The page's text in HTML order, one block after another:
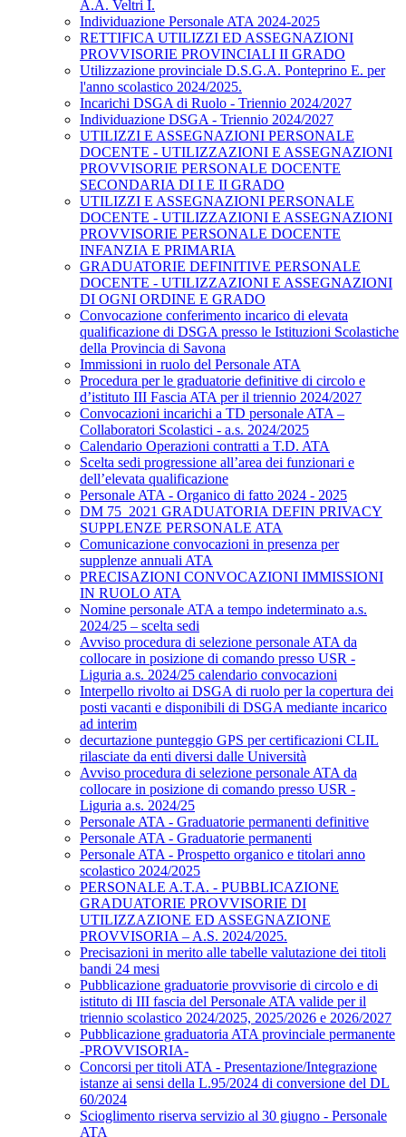
A.A. Veltri I.
Individuazione Personale ATA 2024-2025
RETTIFICA UTILIZZI ED ASSEGNAZIONI
PROVVISORIE PROVINCIALI II GRADO
Utilizzazione provinciale D.S.G.A. Ponteprino E. per
l'anno scolastico 2024/2025.
Incarichi DSGA di Ruolo - Triennio 2024/2027
Individuazione DSGA - Triennio 2024/2027
UTILIZZI E ASSEGNAZIONI PERSONALE
DOCENTE - UTILIZZAZIONI E ASSEGNAZIONI
PROVVISORIE PERSONALE DOCENTE
SECONDARIA DI I E II GRADO
UTILIZZI E ASSEGNAZIONI PERSONALE
DOCENTE - UTILIZZAZIONI E ASSEGNAZIONI
PROVVISORIE PERSONALE DOCENTE
INFANZIA E PRIMARIA
GRADUATORIE DEFINITIVE PERSONALE
DOCENTE - UTILIZZAZIONI E ASSEGNAZIONI
DI OGNI ORDINE E GRADO
Convocazione conferimento incarico di elevata
qualificazione di DSGA presso le Istituzioni Scolastiche
della Provincia di Savona
Immissioni in ruolo del Personale ATA
Procedura per le graduatorie definitive di circolo e
d’istituto III Fascia ATA per il triennio 2024/2027
Convocazioni incarichi a TD personale ATA –
Collaboratori Scolastici - a.s. 2024/2025
Calendario Operazioni contratti a T.D. ATA
Scelta sedi progressione all’area dei funzionari e
dell’elevata qualificazione
Personale ATA - Organico di fatto 2024 - 2025
DM 75_2021 GRADUATORIA DEFIN PRIVACY
SUPPLENZE PERSONALE ATA
Comunicazione convocazioni in presenza per
supplenze annuali ATA
PRECISAZIONI CONVOCAZIONI IMMISSIONI
IN RUOLO ATA
Nomine personale ATA a tempo indeterminato a.s.
2024/25 – scelta sedi
Avviso procedura di selezione personale ATA da
collocare in posizione di comando presso USR -
Liguria a.s. 2024/25 calendario convocazioni
Interpello rivolto ai DSGA di ruolo per la copertura dei
posti vacanti e disponibili di DSGA mediante incarico
ad interim
decurtazione punteggio GPS per certificazioni CLIL
rilasciate da enti diversi dalle Università
Avviso procedura di selezione personale ATA da
collocare in posizione di comando presso USR -
Liguria a.s. 2024/25
Personale ATA - Graduatorie permanenti definitive
Personale ATA - Graduatorie permanenti
Personale ATA - Prospetto organico e titolari anno
scolastico 2024/2025
PERSONALE A.T.A. - PUBBLICAZIONE
GRADUATORIE PROVVISORIE DI
UTILIZZAZIONE ED ASSEGNAZIONE
PROVVISORIA – A.S. 2024/2025.
Precisazioni in merito alle tabelle valutazione dei titoli
bandi 24 mesi
Pubblicazione graduatorie provvisorie di circolo e di
istituto di III fascia del Personale ATA valide per il
triennio scolastico 2024/2025, 2025/2026 e 2026/2027
Pubblicazione graduatoria ATA provinciale permanente
-PROVVISORIA-
Concorsi per titoli ATA - Presentazione/Integrazione
istanze ai sensi della L.95/2024 di conversione del DL
60/2024
Scioglimento riserva servizio al 30 giugno - Personale
ATA